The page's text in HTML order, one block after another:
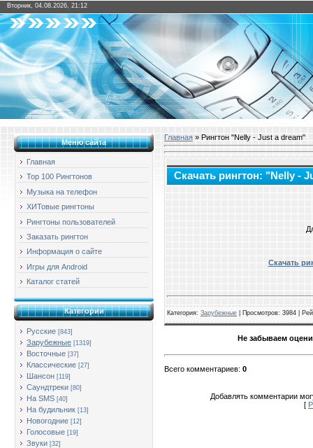
Вторник, 04.08.2026, 21:12
Меню сайта
Главная
Top 100 Рингтонов
Музыка на телефон
ХИТовые рингтоны
Рингтоны пользователей
Заказать рингтон
Информация о сайте
Игры для Android
Каталог статей
Категории
Русские [843]
Зарубежные [1319]
Восточные [37]
Классические [27]
Шансон [119]
Саундтреки [80]
На SMS [40]
На будильник [13]
Новогодние [12]
Голосовые [19]
Звуки [32]
Главная » Рингтон "Nelly - Just a dream"
Скачать рингтон: "Nelly -
Скачать
Категория: Зарубежные Просмотров: 3984 |
Не забываем
Всего комментариев: 0
Добавлять комментарии
[